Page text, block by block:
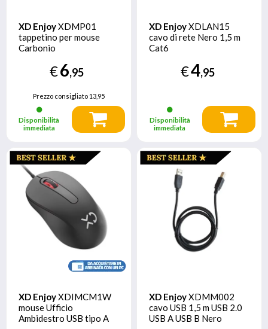
XD EnjoyXDMP01
tappetino per mouse
Carbonio
€6,95
Prezzo consigliato13,95
Disponibilità
immediata
XD EnjoyXDLAN15
cavo di rete Nero 1,5 m
Cat6
€4,95
Disponibilità
immediata
XD EnjoyXDIMCM1W
mouse Ufficio
Ambidestro USB tipo A
XD EnjoyXDMM002
cavo USB 1,5 m USB 2.0
USB A USB B Nero